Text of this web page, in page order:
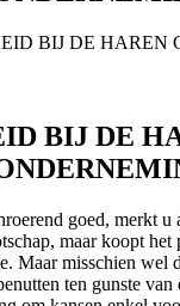
BIJ DE HAREN
BIJ DE
goed, merkt
maar koopt het
Maar misschien wel
ten gunste van